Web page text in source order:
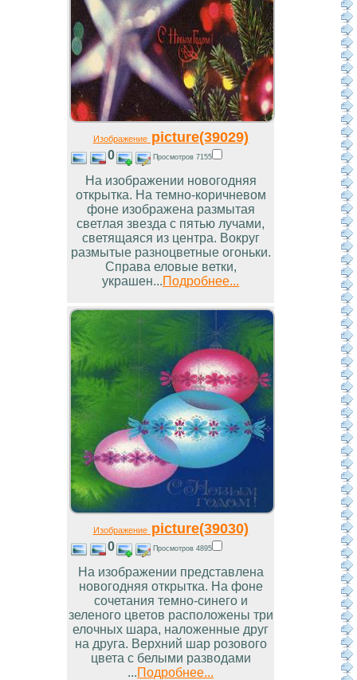
Изображениеpicture(39029)
0 Просмотров 7155
На изображении новогодняя
открытка. На темно-коричневом
фоне изображена размытая
светлая звезда с пятью лучами,
светящаяся из центра. Вокруг
размытые разноцветные огоньки.
Справа еловые ветки,
украшен...Подробнее...
Изображениеpicture(39030)
0 Просмотров 4895
На изображении представлена
новогодняя открытка. На фоне
сочетания темно-синего и
зеленого цветов расположены три
елочных шара, наложенные друг
на друга. Верхний шар розового
цвета с белыми разводами
...Подробнее...